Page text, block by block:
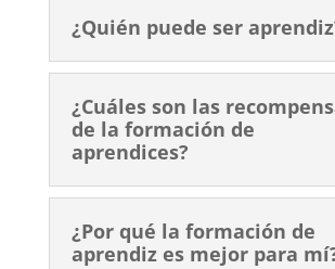
¿Quién puede ser
¿Cuáles son las
de la formación de
aprendices?
¿Por qué la formación de
aprendiz es mejor para